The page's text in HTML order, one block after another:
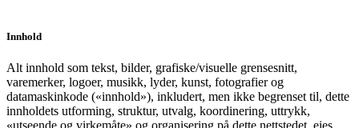
Innhold
Alt innhold som tekst, bilder, grafiske/visuelle grensesnitt,
varemerker, logoer, musikk, lyder, kunst, fotografier og
datamaskinkode («innhold»), inkludert, men ikke begrenset til, dette
innholdets utforming, struktur, utvalg, koordinering, uttrykk,